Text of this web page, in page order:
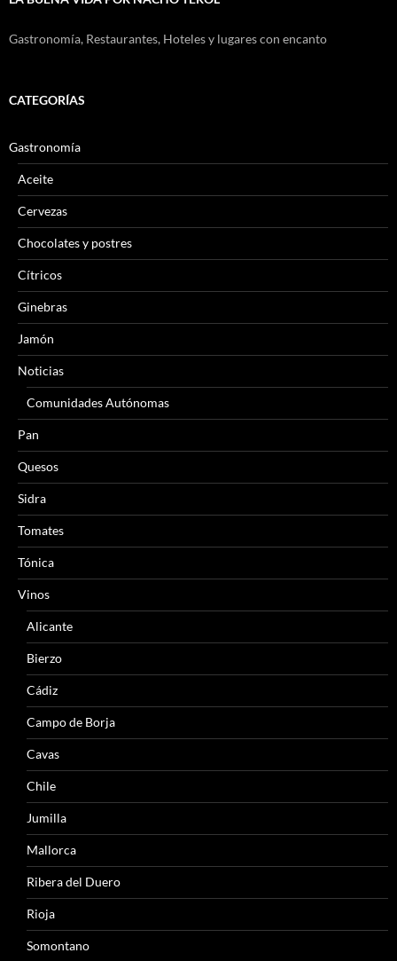
Gastronomía, Restaurantes, Hoteles y lugares con encanto
CATEGORÍAS
Gastronomía
Aceite
Cervezas
Chocolates y postres
Cítricos
Ginebras
Jamón
Noticias
Comunidades Autónomas
Pan
Quesos
Sidra
Tomates
Tónica
Vinos
Alicante
Bierzo
Cádiz
Campo de Borja
Cavas
Chile
Jumilla
Mallorca
Ribera del Duero
Rioja
Somontano